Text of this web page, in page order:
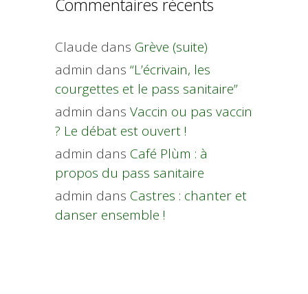
Commentaires récents
Claude dans Grève (suite)
admin dans “L’écrivain, les
courgettes et le pass sanitaire”
admin dans Vaccin ou pas vaccin
? Le débat est ouvert !
admin dans Café Plùm : à
propos du pass sanitaire
admin dans Castres : chanter et
danser ensemble !